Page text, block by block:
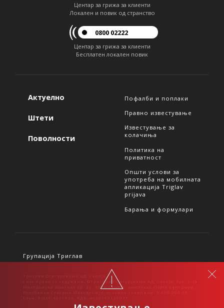
Центар за грижа за клиенти
Локален и повик од странство
0800 02222
Центар за грижа за клиенти
Бесплатен локален повик
Актуелно
Штети
Поволности
Пофалби и поплаки
Правно известување
Известување за
колачиња
Политика на
приватност
Општи услови за
употреба на мобилната
апликација Triglav
prijava
Барања и формулари
Групација Триглав
Сите права се задржани. ©Триглав Осигурување АД, Скопје, бул. 3-та
Македонска Бригада бр. 36, 1000 Скопје, комплекс Порта Супериум,